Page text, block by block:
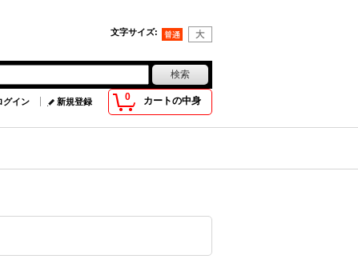
文字サイズ:
0 カートの中身
グイン 新規登録